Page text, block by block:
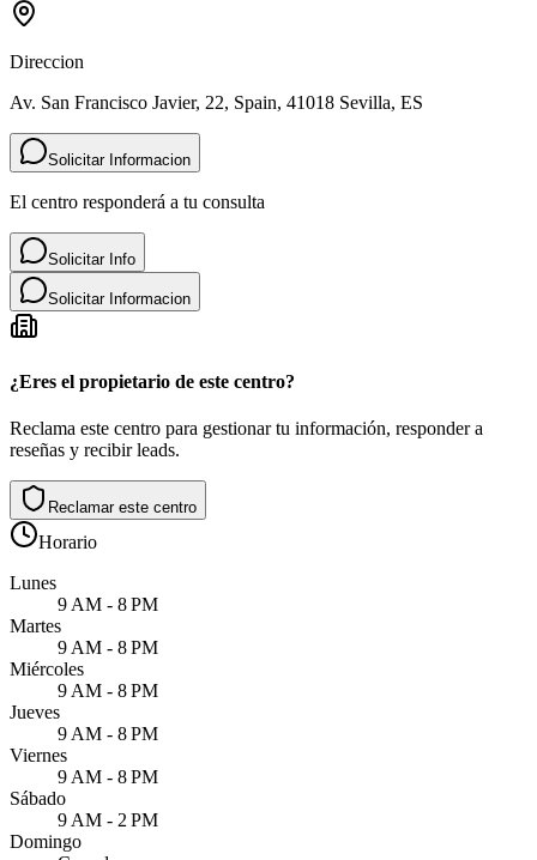
Direccion
Av. San Francisco Javier, 22, Spain, 41018 Sevilla, ES
Solicitar Informacion
El centro responderá a tu consulta
Solicitar Info
Solicitar Informacion
¿Eres el propietario de este centro?
Reclama este centro para gestionar tu información, responder a
reseñas y recibir leads.
Reclamar este centro
Horario
Lunes
9 AM - 8 PM
Martes
9 AM - 8 PM
Miércoles
9 AM - 8 PM
Jueves
9 AM - 8 PM
Viernes
9 AM - 8 PM
Sábado
9 AM - 2 PM
Domingo